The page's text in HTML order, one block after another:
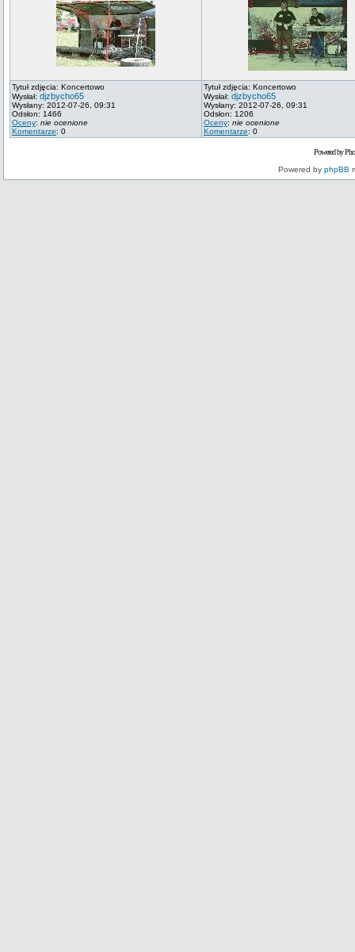
Tytuł zdjęcia: Koncertowo
Wysłał: djzbycho65
Wysłany: 2012-07-26, 09:31
Odsłon: 1466
Oceny: nie ocenione
Komentarze: 0
Tytuł zdjęcia: Koncertowo
Wysłał: djzbycho65
Wysłany: 2012-07-26, 09:31
Odsłon: 1206
Oceny: nie ocenione
Komentarze: 0
Powered by
Powered by phpBB